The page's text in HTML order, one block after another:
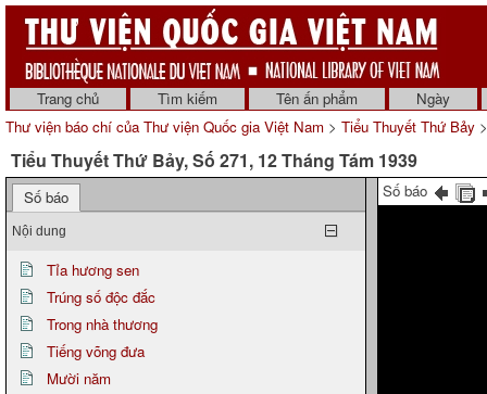
Trang chủ Tìm kiếm Tên ấn phẩm
Ngày
Thư viện báo chí của Thư viện Quốc gia Việt Nam > Tiểu Thuyết Thứ Bảy
Tiểu Thuyết Thứ Bảy, Số 271, 12 Tháng Tám 1939
Số báo
Nội dung
Tỉa hương sen
Trúng số độc đắc
Trong nhà thương
Tiếng võng đưa
Mười năm
Số báo